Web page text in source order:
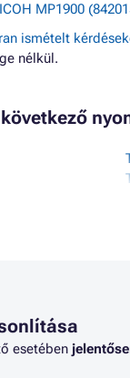
MP1900
ismételt
nélkül.
esetében